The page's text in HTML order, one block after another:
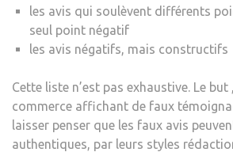
les avis qui soulèvent différents
seul point négatif
les avis négatifs, mais constructifs
Cette liste n’est pas exhaustive. Le but
commerce affichant de faux
laisser penser que les faux avis
authentiques, par leurs styles